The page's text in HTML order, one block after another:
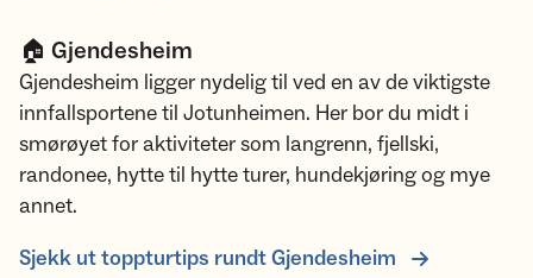
🏠 Gjendesheim
Gjendesheim ligger nydelig til ved en av de viktigste
innfallsportene til Jotunheimen. Her bor du midt i
smørøyet for aktiviteter som langrenn, fjellski,
randonee, hytte til hytte turer, hundekjøring og mye
annet.
Sjekk ut toppturtips rundt Gjendesheim